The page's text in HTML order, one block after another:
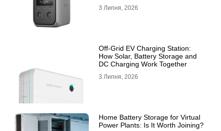
3 Липня, 2026
Off-Grid EV Charging Station:
How Solar, Battery Storage and
DC Charging Work Together
3 Липня, 2026
Home Battery Storage for Virtual
Power Plants: Is It Worth Joining?